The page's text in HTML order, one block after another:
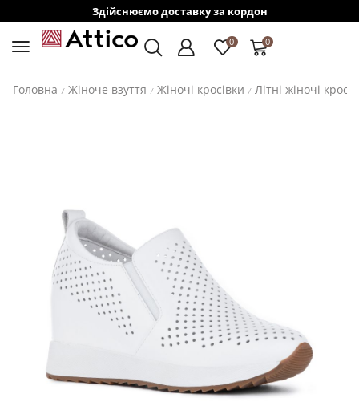
Здійснюємо доставку за кордон
0 0
Головна / Жіноче взуття / Жіночі кросівки / Літні жіночі